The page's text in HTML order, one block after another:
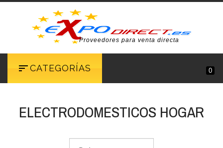
Proveedores para venta directa
CATEGORÍAS 0
ELECTRODOMESTICOS HOGAR